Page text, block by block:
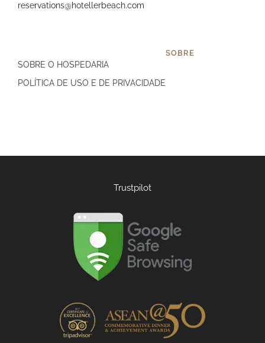
reservations@hotellerbeach.com
SOBRE
SOBRE O HOSPEDARIA
POLÍTICA DE USO E DE PRIVACIDADE
Trustpilot